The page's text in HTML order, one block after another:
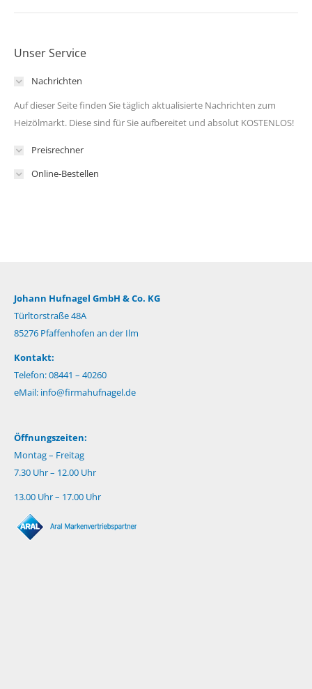
Unser Service
Nachrichten
Auf dieser Seite finden Sie täglich aktualisierte Nachrichten zum
Heizölmarkt. Diese sind für Sie aufbereitet und absolut KOSTENLOS!
Preisrechner
Online-Bestellen
Johann Hufnagel GmbH & Co. KG
Türltorstraße 48A
85276 Pfaffenhofen an der Ilm
Kontakt:
Telefon: 08441 – 40260
eMail: info@firmahufnagel.de
Öffnungszeiten:
Montag – Freitag
7.30 Uhr – 12.00 Uhr
13.00 Uhr – 17.00 Uhr